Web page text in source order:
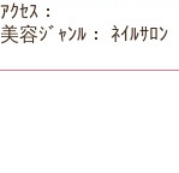
ｱｸｾｽ：
美容ｼﾞｬﾝﾙ： ﾈｲﾙｻﾛﾝ